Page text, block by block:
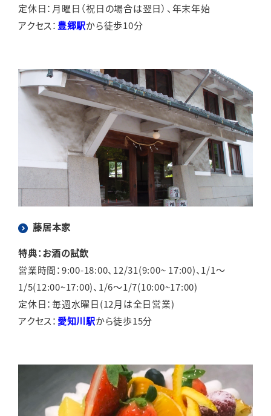
定休日：月曜日（祝日の場合は翌日）、年末年始
アクセス： 豊郷駅から徒歩10分
藤居本家
特典：お酒の試飲
営業時間：9:00-18:00、12/31(9:00~ 17:00)、1/1～
1/5(12:00~17:00)、1/6～1/7(10:00~17:00)
定休日：毎週水曜日(12月は全日営業)
アクセス： 愛知川駅から徒歩15分